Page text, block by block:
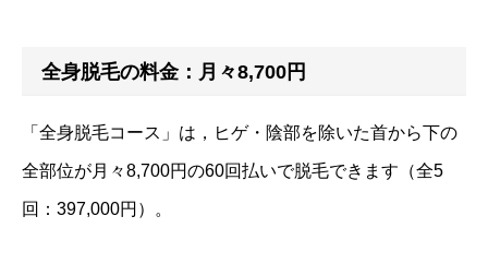
全身脱毛の料金：月々8,700円
「全身脱毛コース」は，ヒゲ・陰部を除いた首から下の
全部位が月々8,700円の60回払いで脱毛できます（全5
回：397,000円）。